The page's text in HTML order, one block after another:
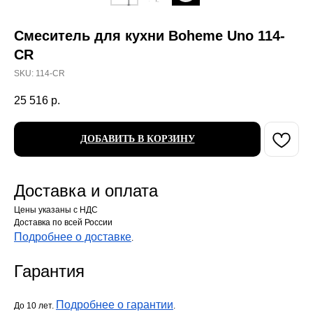
Смеситель для кухни Boheme Uno 114-
CR
SKU: 114-CR
25 516 р.
ДОБАВИТЬ В КОРЗИНУ
Доставка и оплата
Цены указаны с НДС
Доставка по всей России
Подробнее о доставке.
Гарантия
До 10 лет. Подробнее о гарантии.